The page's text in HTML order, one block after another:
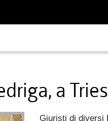
a
Giuristi di diversi